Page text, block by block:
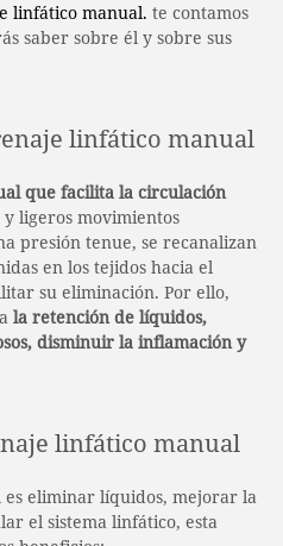
linfático manual. te contamos
saber sobre él y sobre sus
linfático manual
que facilita la circulación
y ligeros movimientos
presión tenue, se recanalizan
en los tejidos hacia el
su eliminación. Por ello,
la retención de líquidos,
disminuir la inflamación y
linfático manual
eliminar líquidos, mejorar la
el sistema linfático, esta